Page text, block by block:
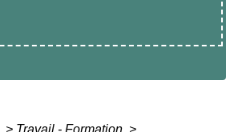
> Travail - Formation >